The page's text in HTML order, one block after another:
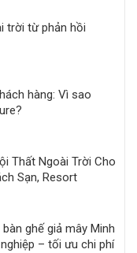
trời từ phản hồi
hàng: Vì sao
Thất Ngoài Trời Cho
Sạn, Resort
ghế giả mây Minh
– tối ưu chi phí